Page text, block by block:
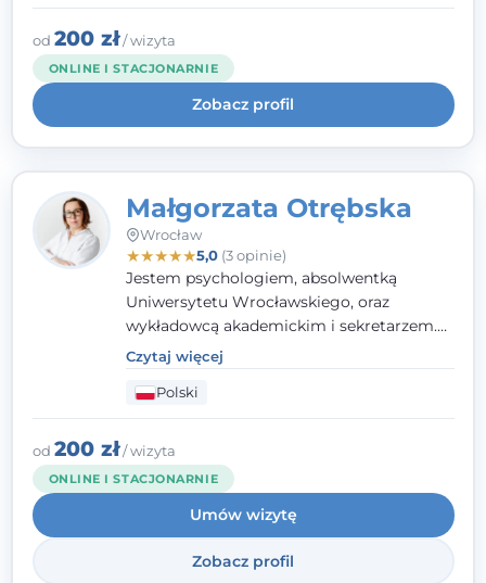
interwencji kryzysowej i seksuologii
klinicznej na SWPS we Wrocławiu. W pracy
kieruję się empatią, etyką zawodową i
uważnością na potrzeby klienta.
od 200 zł/ wizyta
ONLINE I STACJONARNIE
Zobacz profil
Małgorzata Otrębska
Wrocław
★★★★★5,0(3 opinie)
Jestem psychologiem, absolwentką
Uniwersytetu Wrocławskiego, oraz
wykładowcą akademickim i sekretarzem.
Dodatkowo mam kwalifikacje mediatora,
specjalizując się w sprawach rodzinnych,
cywilnych oraz karnych.
Czytaj więcej
Polski
od 200 zł/ wizyta
ONLINE I STACJONARNIE
Umów wizytę
Zobacz profil